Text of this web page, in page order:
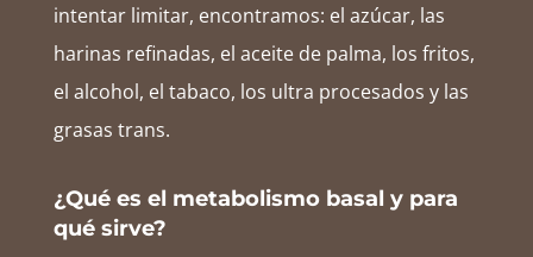
intentar limitar, encontramos: el azúcar, las
harinas refinadas, el aceite de palma, los fritos,
el alcohol, el tabaco, los ultra procesados y las
grasas trans.
¿Qué es el metabolismo basal y para
qué sirve?